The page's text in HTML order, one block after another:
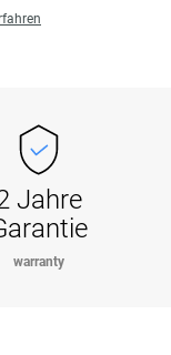
Jahre
warranty